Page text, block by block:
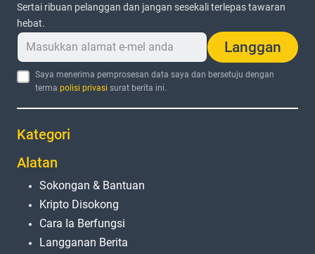
Sertai ribuan pelanggan dan jangan sesekali terlepas tawaran
hebat.
Langgan
Saya menerima pemprosesan data saya dan bersetuju dengan
termapolisi privasi surat berita ini.
Kategori
Alatan
Sokongan & Bantuan
Kripto Disokong
Cara Ia Berfungsi
Langganan Berita